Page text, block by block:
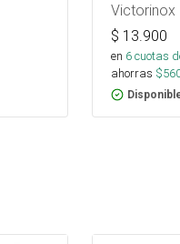
Victorinox
$ 13.900
en 6cuotas
ahorras $